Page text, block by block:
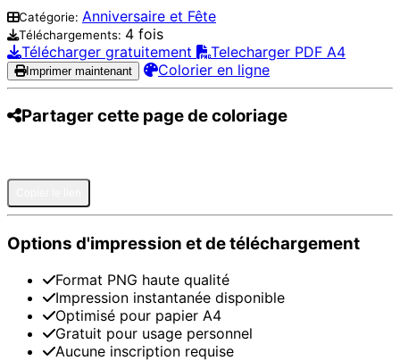
Catégorie: Anniversaire et Fête
Téléchargements: 4 fois
Télécharger gratuitement
Telecharger PDF A4
Imprimer maintenant Colorier en ligne
Partager cette page de coloriage
Options d'impression et de téléchargement
Format PNG haute qualité
Impression instantanée disponible
Optimisé pour papier A4
Gratuit pour usage personnel
Aucune inscription requise